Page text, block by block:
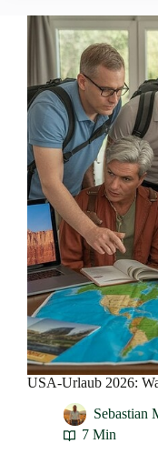
USA-Urlaub 2026:
Sebastian
7 Min